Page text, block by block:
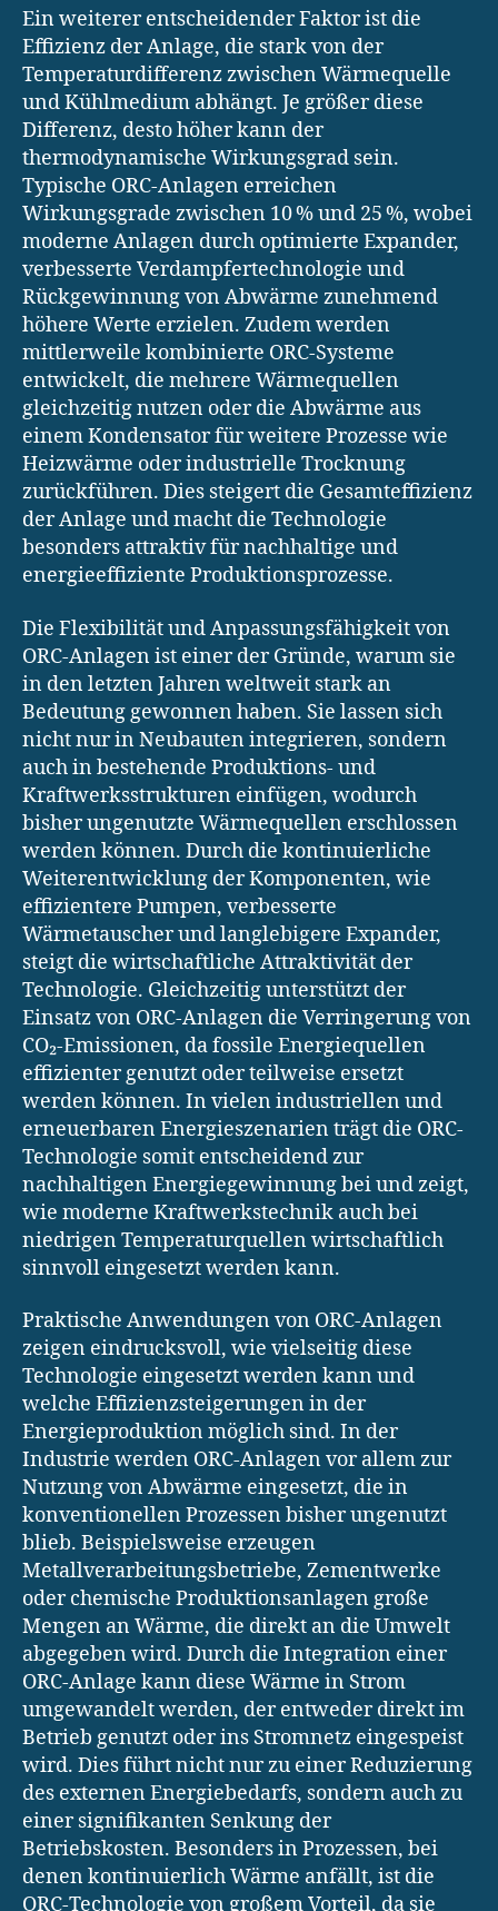
Ein weiterer entscheidender Faktor ist die
Effizienz der Anlage, die stark von der
Temperaturdifferenz zwischen Wärmequelle
und Kühlmedium abhängt. Je größer diese
Differenz, desto höher kann der
thermodynamische Wirkungsgrad sein.
Typische ORC-Anlagen erreichen
Wirkungsgrade zwischen 10 % und 25 %, wobei
moderne Anlagen durch optimierte Expander,
verbesserte Verdampfertechnologie und
Rückgewinnung von Abwärme zunehmend
höhere Werte erzielen. Zudem werden
mittlerweile kombinierte ORC-Systeme
entwickelt, die mehrere Wärmequellen
gleichzeitig nutzen oder die Abwärme aus
einem Kondensator für weitere Prozesse wie
Heizwärme oder industrielle Trocknung
zurückführen. Dies steigert die Gesamteffizienz
der Anlage und macht die Technologie
besonders attraktiv für nachhaltige und
energieeffiziente Produktionsprozesse.
Die Flexibilität und Anpassungsfähigkeit von
ORC-Anlagen ist einer der Gründe, warum sie
in den letzten Jahren weltweit stark an
Bedeutung gewonnen haben. Sie lassen sich
nicht nur in Neubauten integrieren, sondern
auch in bestehende Produktions- und
Kraftwerksstrukturen einfügen, wodurch
bisher ungenutzte Wärmequellen erschlossen
werden können. Durch die kontinuierliche
Weiterentwicklung der Komponenten, wie
effizientere Pumpen, verbesserte
Wärmetauscher und langlebigere Expander,
steigt die wirtschaftliche Attraktivität der
Technologie. Gleichzeitig unterstützt der
Einsatz von ORC-Anlagen die Verringerung von
CO₂-Emissionen, da fossile Energiequellen
effizienter genutzt oder teilweise ersetzt
werden können. In vielen industriellen und
erneuerbaren Energieszenarien trägt die ORC-
Technologie somit entscheidend zur
nachhaltigen Energiegewinnung bei und zeigt,
wie moderne Kraftwerkstechnik auch bei
niedrigen Temperaturquellen wirtschaftlich
sinnvoll eingesetzt werden kann.
Praktische Anwendungen von ORC-Anlagen
zeigen eindrucksvoll, wie vielseitig diese
Technologie eingesetzt werden kann und
welche Effizienzsteigerungen in der
Energieproduktion möglich sind. In der
Industrie werden ORC-Anlagen vor allem zur
Nutzung von Abwärme eingesetzt, die in
konventionellen Prozessen bisher ungenutzt
blieb. Beispielsweise erzeugen
Metallverarbeitungsbetriebe, Zementwerke
oder chemische Produktionsanlagen große
Mengen an Wärme, die direkt an die Umwelt
abgegeben wird. Durch die Integration einer
ORC-Anlage kann diese Wärme in Strom
umgewandelt werden, der entweder direkt im
Betrieb genutzt oder ins Stromnetz eingespeist
wird. Dies führt nicht nur zu einer Reduzierung
des externen Energiebedarfs, sondern auch zu
einer signifikanten Senkung der
Betriebskosten. Besonders in Prozessen, bei
denen kontinuierlich Wärme anfällt, ist die
ORC-Technologie von großem Vorteil, da sie